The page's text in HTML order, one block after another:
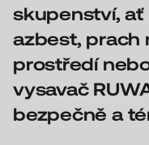
skupenství, ať
azbest, prach
prostředí
vysavač
bezpečně a